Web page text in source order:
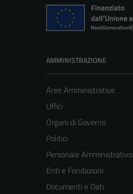
AMMINISTRAZIONE
Aree Amministrative
Uffici
Organi di Governo
Politici
Personale Amministrativo
Enti e Fondazioni
Documenti e Dati